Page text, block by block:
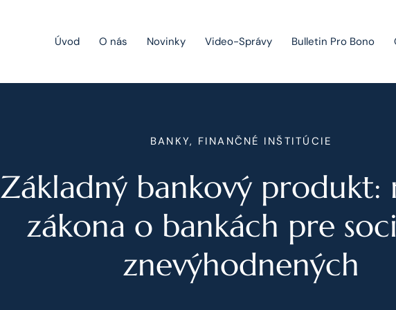
Úvod O nás Novinky Video-Správy Bulletin Pro Bono
Fúzie a akvizície
Právo obchodných spoločností
Právo hospodárskej súťaže
BANKY, FINANČNÉ INŠTITÚCIE
Základný bankový produkt:
zákona o bankách pre
znevýhodnených